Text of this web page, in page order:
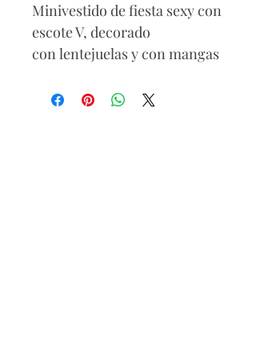
Minivestido de fiesta sexy con
escote V, decorado
con lentejuelas y con mangas